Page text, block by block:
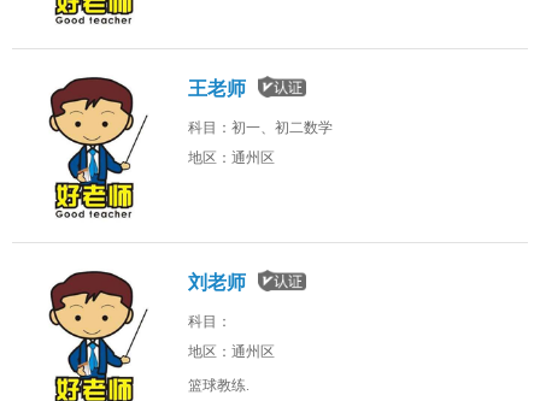
王老师
科目：初一、初二数学
地区：通州区
刘老师
科目：
地区：通州区
篮球教练.